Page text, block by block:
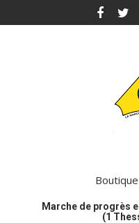
to
Marche de progrès
(1